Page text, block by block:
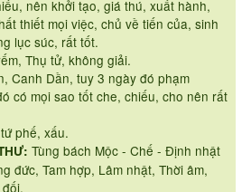
nên khởi tạo, giá thú, xuất hành,
thiết mọi việc, chủ về tiến của, sinh
lục súc, rất tốt.
Thụ tử, không giải.
Canh Dần, tuy 3 ngày đó phạm
có mọi sao tốt che, chiếu, cho nên rất
phế, xấu.
Tùng bách Mộc - Chế - Định nhật
đức, Tam hợp, Lâm nhật, Thời âm,